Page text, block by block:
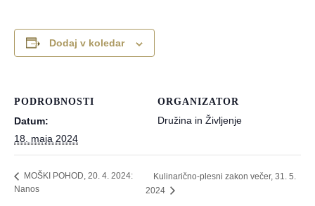
Dodaj v koledar
PODROBNOSTI
Datum:
18. maja 2024
ORGANIZATOR
Družina in Življenje
MOŠKI POHOD, 20. 4. 2024:
Nanos
Kulinarično-plesni zakon večer, 31. 5.
2024